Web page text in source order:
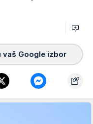
vaš Google izbor